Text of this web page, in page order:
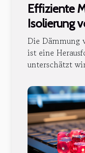
Effiziente
Isolierung
Altbauten
Die Dämmung
ist eine
unterschätzt